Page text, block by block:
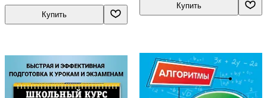
Купить
Купить